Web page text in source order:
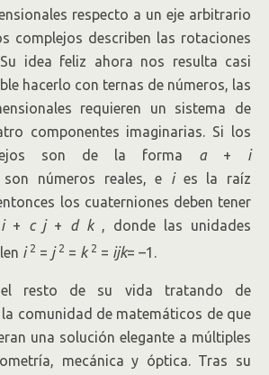
respecto a un eje arbitrario
complejos describen las rotaciones
Su idea feliz ahora nos resulta casi
hacerlo con ternas de números, las
requieren un sistema de
componentes imaginarias. Si los
son de la forma a+ i
números reales, e ies la raíz
los cuaterniones deben tener
+ c j+ d k, donde las unidades
i 2 = j 2 = k 2 = ijk= –1.
el resto de su vida tratando de
comunidad de matemáticos de que
una solución elegante a múltiples
mecánica y óptica. Tras su